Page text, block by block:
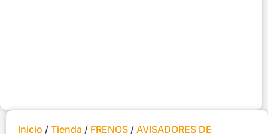
Inicio / Tienda / FRENOS / AVISADORES DE